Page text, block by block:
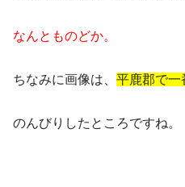
なんとものどか。
ちなみに画像は、 平鹿郡で一
のんびりしたところですね。